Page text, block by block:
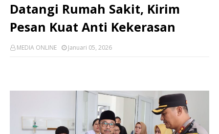
Datangi Rumah Sakit, Kirim
Pesan Kuat Anti Kekerasan
MEDIA ONLINE Januari 05, 2026